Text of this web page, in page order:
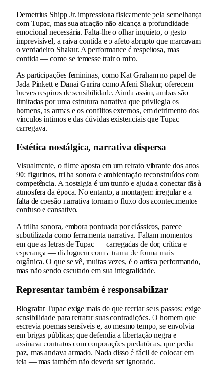
Demetrius Shipp Jr. impressiona fisicamente pela semelhança
com Tupac, mas sua atuação não alcança a profundidade
emocional necessária. Falta-lhe o olhar inquieto, o gesto
imprevisível, a raiva contida e o afeto abrupto que marcavam
o verdadeiro Shakur. A performance é respeitosa, mas
contida — como se temesse trair o mito.
As participações femininas, como Kat Graham no papel de
Jada Pinkett e Danai Gurira como Afeni Shakur, oferecem
breves respiros de sensibilidade. Ainda assim, ambas são
limitadas por uma estrutura narrativa que privilegia os
homens, as armas e os conflitos externos, em detrimento dos
vínculos íntimos e das dúvidas existenciais que Tupac
carregava.
Estética nostálgica, narrativa dispersa
Visualmente, o filme aposta em um retrato vibrante dos anos
90: figurinos, trilha sonora e ambientação reconstruídos com
competência. A nostalgia é um trunfo e ajuda a conectar fãs à
atmosfera da época. No entanto, a montagem irregular e a
falta de coesão narrativa tornam o fluxo dos acontecimentos
confuso e cansativo.
A trilha sonora, embora pontuada por clássicos, parece
subutilizada como ferramenta narrativa. Faltam momentos
em que as letras de Tupac — carregadas de dor, crítica e
esperança — dialoguem com a trama de forma mais
orgânica. O que se vê, muitas vezes, é o artista performando,
mas não sendo escutado em sua integralidade.
Representar também é responsabilizar
Biografar Tupac exige mais do que recriar seus passos: exige
sensibilidade para retratar suas contradições. O homem que
escrevia poemas sensíveis e, ao mesmo tempo, se envolvia
em brigas públicas; que defendia a libertação negra e
assinava contratos com corporações predatórias; que pedia
paz, mas andava armado. Nada disso é fácil de colocar em
tela — mas também não deveria ser ignorado.